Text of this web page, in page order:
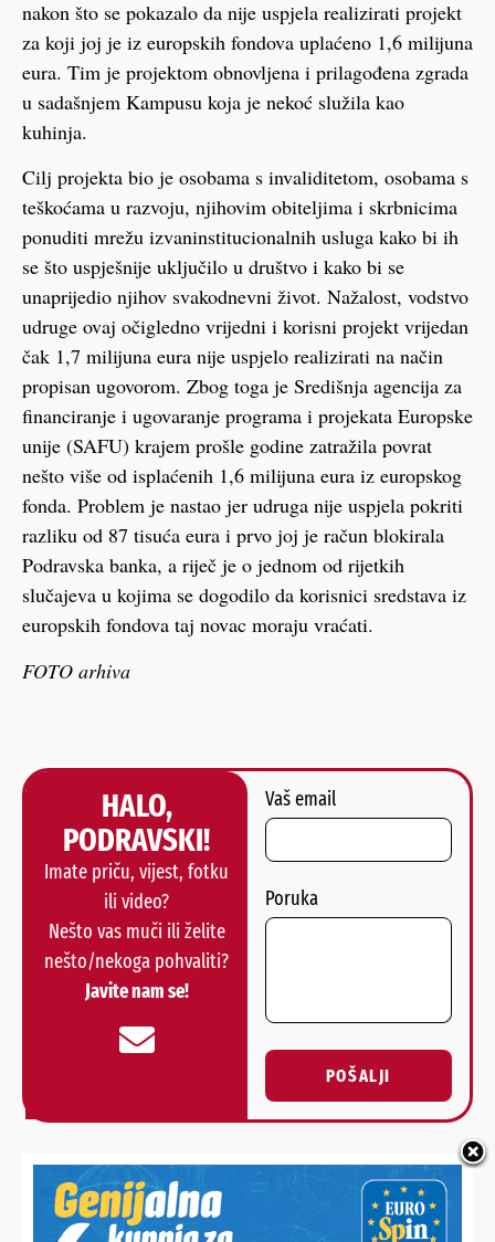
nakon što se pokazalo da nije uspjela realizirati projekt
za koji joj je iz europskih fondova uplaćeno 1,6 milijuna
eura. Tim je projektom obnovljena i prilagođena zgrada
u sadašnjem Kampusu koja je nekoć služila kao
kuhinja.
Cilj projekta bio je osobama s invaliditetom, osobama s
teškoćama u razvoju, njihovim obiteljima i skrbnicima
ponuditi mrežu izvaninstitucionalnih usluga kako bi ih
se što uspješnije uključilo u društvo i kako bi se
unaprijedio njihov svakodnevni život. Nažalost, vodstvo
udruge ovaj očigledno vrijedni i korisni projekt vrijedan
čak 1,7 milijuna eura nije uspjelo realizirati na način
propisan ugovorom. Zbog toga je Središnja agencija za
financiranje i ugovaranje programa i projekata Europske
unije (SAFU) krajem prošle godine zatražila povrat
nešto više od isplaćenih 1,6 milijuna eura iz europskog
fonda. Problem je nastao jer udruga nije uspjela pokriti
razliku od 87 tisuća eura i prvo joj je račun blokirala
Podravska banka, a riječ je o jednom od rijetkih
slučajeva u kojima se dogodilo da korisnici sredstava iz
europskih fondova taj novac moraju vraćati.
FOTO arhiva
HALO,
PODRAVSKI!
Imate priču, vijest, fotku
ili video?
Nešto vas muči ili želite
nešto/nekoga pohvaliti?
Javite nam se!
Vaš email
Poruka
POŠALJI
Alternative:
NAJNOVIJE VIJESTI